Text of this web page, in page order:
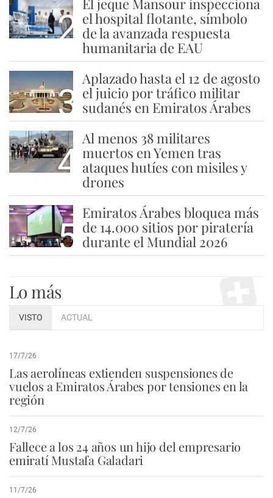
2
El jeque Mansour inspecciona
el hospital flotante, símbolo
de la avanzada respuesta
humanitaria de EAU
3
Aplazado hasta el 12 de agosto
el juicio por tráfico militar
sudanés en Emiratos Árabes
4
Al menos 38 militares
muertos en Yemen tras
ataques hutíes con misiles y
drones
5
Emiratos Árabes bloquea más
de 14.000 sitios por piratería
durante el Mundial 2026
Lo más
VISTO ACTUAL
17/7/26
Las aerolíneas extienden suspensiones de
vuelos a Emiratos Árabes por tensiones en la
región
12/7/26
Fallece a los 24 años un hijo del empresario
emiratí Mustafa Galadari
11/7/26